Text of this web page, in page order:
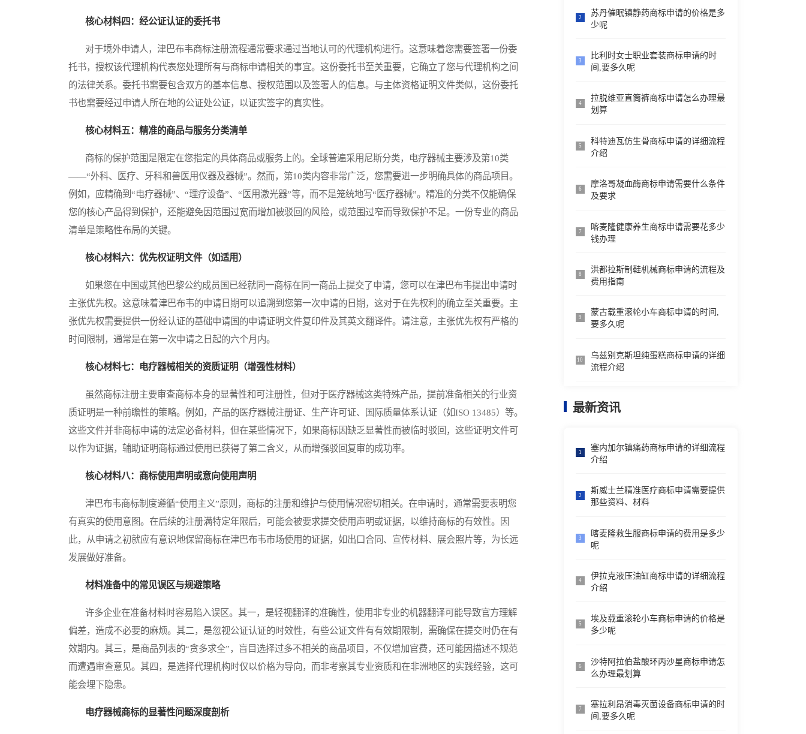
核心材料四：经公证认证的委托书
对于境外申请人，津巴布韦商标注册流程通常要求通过当地认可的代理机构进行。这意味着您需要签署一份委
托书，授权该代理机构代表您处理所有与商标申请相关的事宜。这份委托书至关重要，它确立了您与代理机构之间
的法律关系。委托书需要包含双方的基本信息、授权范围以及签署人的信息。与主体资格证明文件类似，这份委托
书也需要经过申请人所在地的公证处公证，以证实签字的真实性。
核心材料五：精准的商品与服务分类清单
商标的保护范围是限定在您指定的具体商品或服务上的。全球普遍采用尼斯分类，电疗器械主要涉及第10类
——“外科、医疗、牙科和兽医用仪器及器械”。然而，第10类内容非常广泛，您需要进一步明确具体的商品项目。
例如，应精确到“电疗器械”、“理疗设备”、“医用激光器”等，而不是笼统地写“医疗器械”。精准的分类不仅能确保
您的核心产品得到保护，还能避免因范围过宽而增加被驳回的风险，或范围过窄而导致保护不足。一份专业的商品
清单是策略性布局的关键。
核心材料六：优先权证明文件（如适用）
如果您在中国或其他巴黎公约成员国已经就同一商标在同一商品上提交了申请，您可以在津巴布韦提出申请时
主张优先权。这意味着津巴布韦的申请日期可以追溯到您第一次申请的日期，这对于在先权利的确立至关重要。主
张优先权需要提供一份经认证的基础申请国的申请证明文件复印件及其英文翻译件。请注意，主张优先权有严格的
时间限制，通常是在第一次申请之日起的六个月内。
核心材料七：电疗器械相关的资质证明（增强性材料）
虽然商标注册主要审查商标本身的显著性和可注册性，但对于医疗器械这类特殊产品，提前准备相关的行业资
质证明是一种前瞻性的策略。例如，产品的医疗器械注册证、生产许可证、国际质量体系认证（如ISO 13485）等。
这些文件并非商标申请的法定必备材料，但在某些情况下，如果商标因缺乏显著性而被临时驳回，这些证明文件可
以作为证据，辅助证明商标通过使用已获得了第二含义，从而增强驳回复审的成功率。
核心材料八：商标使用声明或意向使用声明
津巴布韦商标制度遵循“使用主义”原则，商标的注册和维护与使用情况密切相关。在申请时，通常需要表明您
有真实的使用意图。在后续的注册满特定年限后，可能会被要求提交使用声明或证据，以维持商标的有效性。因
此，从申请之初就应有意识地保留商标在津巴布韦市场使用的证据，如出口合同、宣传材料、展会照片等，为长远
发展做好准备。
材料准备中的常见误区与规避策略
许多企业在准备材料时容易陷入误区。其一，是轻视翻译的准确性，使用非专业的机器翻译可能导致官方理解
偏差，造成不必要的麻烦。其二，是忽视公证认证的时效性，有些公证文件有有效期限制，需确保在提交时仍在有
效期内。其三，是商品列表的“贪多求全”，盲目选择过多不相关的商品项目，不仅增加官费，还可能因描述不规范
而遭遇审查意见。其四，是选择代理机构时仅以价格为导向，而非考察其专业资质和在非洲地区的实践经验，这可
能会埋下隐患。
电疗器械商标的显著性问题深度剖析
2
苏丹催眠镇静药商标申请的价格是多
少呢
3
比利时女士职业套装商标申请的时
间,要多久呢
4
拉脱维亚直筒裤商标申请怎么办理最
划算
5
科特迪瓦仿生骨商标申请的详细流程
介绍
6
摩洛哥凝血酶商标申请需要什么条件
及要求
7
喀麦隆健康养生商标申请需要花多少
钱办理
8
洪都拉斯制鞋机械商标申请的流程及
费用指南
9
蒙古载重滚轮小车商标申请的时间,
要多久呢
10
乌兹别克斯坦纯蛋糕商标申请的详细
流程介绍
最新资讯
1
塞内加尔镇痛药商标申请的详细流程
介绍
2
斯威士兰精准医疗商标申请需要提供
那些资料、材料
3
喀麦隆救生服商标申请的费用是多少
呢
4
伊拉克液压油缸商标申请的详细流程
介绍
5
埃及载重滚轮小车商标申请的价格是
多少呢
6
沙特阿拉伯盐酸环丙沙星商标申请怎
么办理最划算
7
塞拉利昂消毒灭菌设备商标申请的时
间,要多久呢